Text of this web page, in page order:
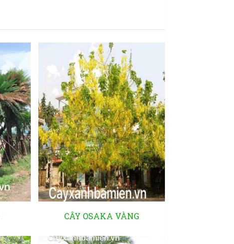
CÂY OSAKA VÀNG